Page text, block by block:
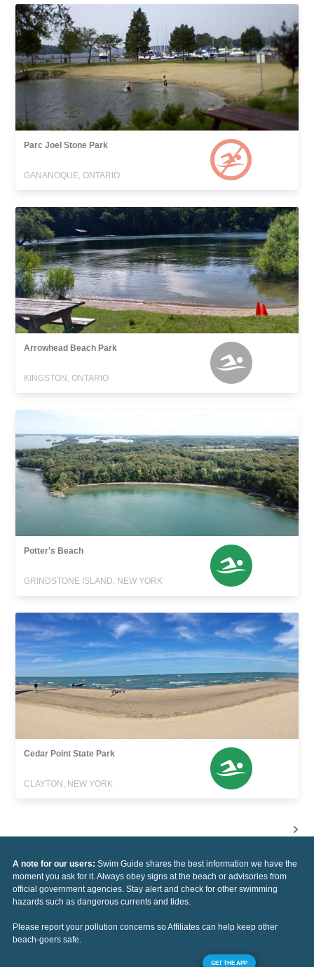
Parc Joel Stone Park
GANANOQUE, ONTARIO
Arrowhead Beach Park
KINGSTON, ONTARIO
Potter's Beach
GRINDSTONE ISLAND, NEW YORK
Cedar Point State Park
CLAYTON, NEW YORK
A note for our users: Swim Guide shares the best information we have the
moment you ask for it. Always obey signs at the beach or advisories from
official government agencies. Stay alert and check for other swimming
hazards such as dangerous currents and tides.
Please report your pollution concerns so Affiliates can help keep other
beach-goers safe.
GET THE APP